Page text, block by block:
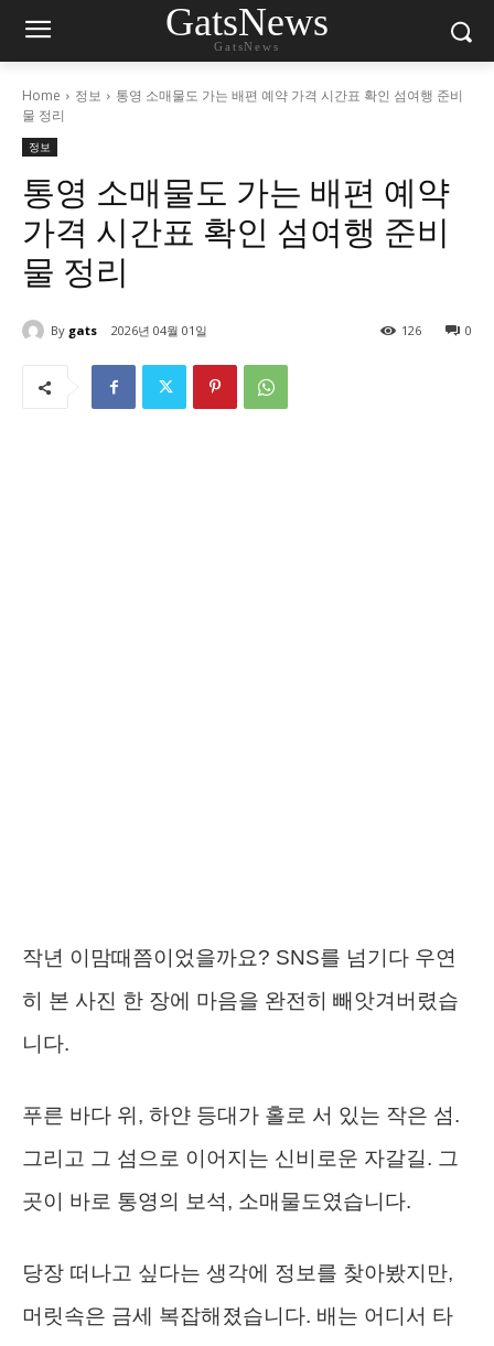
GatsNews
GatsNews
Home 정보
통영 소매물도 가는 배편 예약 가격 시간표 확인 섬여행 준비
물 정리
정보
통영 소매물도 가는 배편 예약
가격 시간표 확인 섬여행 준비
물 정리
By gats 2026년 04월 01일 0
126
작년 이맘때쯤이었을까요? SNS를 넘기다 우연
히 본 사진 한 장에 마음을 완전히 빼앗겨버렸습
니다.
푸른 바다 위, 하얀 등대가 홀로 서 있는 작은 섬.
그리고 그 섬으로 이어지는 신비로운 자갈길. 그
곳이 바로 통영의 보석, 소매물도였습니다.
당장 떠나고 싶다는 생각에 정보를 찾아봤지만,
머릿속은 금세 복잡해졌습니다. 배는 어디서 타